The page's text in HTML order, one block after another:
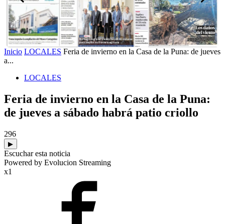
Inicio LOCALES Feria de invierno en la Casa de la Puna: de jueves
a...
LOCALES
Feria de invierno en la Casa de la Puna:
de jueves a sábado habrá patio criollo
296
▶
Escuchar esta noticia
Powered by Evolucion Streaming
x1